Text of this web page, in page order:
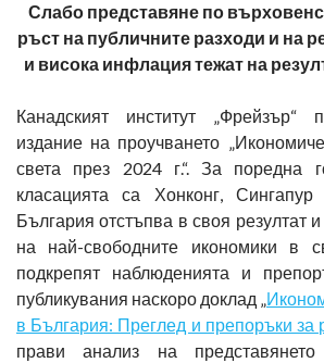
Слабо представяне по
ръст на публичните разходи и на
и висока инфлация тежат на
Канадският институт „Фрейзър“
издание на проучването
света през 2024 г.“. За поредна
класацията са Хонконг,
България отстъпва в своя резултат
на най-свободните икономики в
подкрепят наблюденията и
публикувания наскоро доклад „
в България: Преглед и препоръки за
прави анализ на